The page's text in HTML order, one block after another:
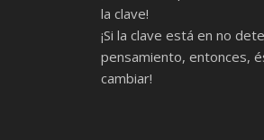
la clave!
¡Si la clave está en no
pensamiento, entonces,
cambiar!